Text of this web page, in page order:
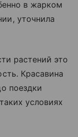
в жарком
уточнила
растений это
Красавина
поездки
условиях